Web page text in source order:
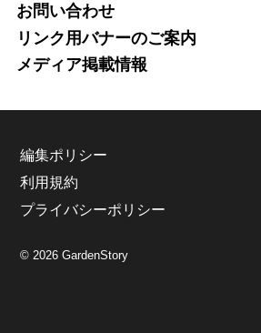
お問い合わせ
リンク用バナーのご案内
メディア掲載情報
編集ポリシー
利用規約
プライバシーポリシー
© 2026 GardenStory